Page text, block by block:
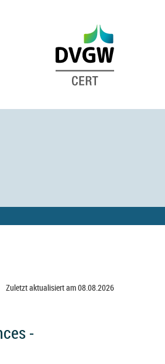
Zuletzt aktualisiert am 08.08.2026
-